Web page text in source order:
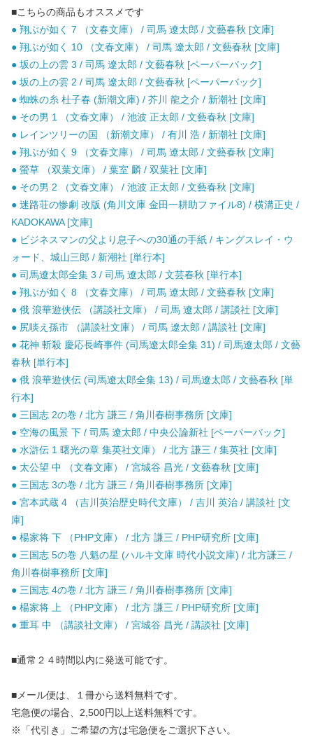
■こちらの商品もオススメです
● 翔ぶが如く 7 （文春文庫） / 司馬 遼太郎 / 文藝春秋 [文庫]
● 翔ぶが如く 10 （文春文庫） / 司馬 遼太郎 / 文藝春秋 [文庫]
● 坂の上の雲 3 / 司馬 遼太郎 / 文藝春秋 [ペーパーバック]
● 坂の上の雲 2 / 司馬 遼太郎 / 文藝春秋 [ペーパーバック]
● 蜘蛛の糸 杜子春 (新潮文庫) / 芥川 龍之介 / 新潮社 [文庫]
● その男 1 （文春文庫） / 池波 正太郎 / 文藝春秋 [文庫]
● レインツリーの国 （新潮文庫） / 有川 浩 / 新潮社 [文庫]
● 翔ぶが如く 9 （文春文庫） / 司馬 遼太郎 / 文藝春秋 [文庫]
● 螢草 （双葉文庫） / 葉室 麟 / 双葉社 [文庫]
● その男 2 （文春文庫） / 池波 正太郎 / 文藝春秋 [文庫]
● 迷路荘の惨劇 改版 (角川文庫 金田一耕助ファイル8) / 横溝正史 /
KADOKAWA [文庫]
● ビジネスマンの父より息子への30通の手紙 / キングスレイ・ウ
ォード、城山三郎 / 新潮社 [単行本]
● 司馬遼太郎全集 3 / 司馬 遼太郎 / 文芸春秋 [単行本]
● 翔ぶが如く 8 （文春文庫） / 司馬 遼太郎 / 文藝春秋 [文庫]
● 俄 浪華遊侠伝 （講談社文庫） / 司馬 遼太郎 / 講談社 [文庫]
● 尻啖え孫市 （講談社文庫） / 司馬 遼太郎 / 講談社 [文庫]
● 花神 斬殺 慶応長崎事件 (司馬遼太郎全集 31) / 司馬遼太郎 / 文藝
春秋 [単行本]
● 俄 浪華遊侠伝 (司馬遼太郎全集 13) / 司馬遼太郎 / 文藝春秋 [単
行本]
● 三国志 2の巻 / 北方 謙三 / 角川春樹事務所 [文庫]
● 空海の風景 下 / 司馬 遼太郎 / 中央公論新社 [ペーパーバック]
● 水滸伝 1 曙光の章 集英社文庫） / 北方 謙三 / 集英社 [文庫]
● 太公望 中 （文春文庫） / 宮城谷 昌光 / 文藝春秋 [文庫]
● 三国志 3の巻 / 北方 謙三 / 角川春樹事務所 [文庫]
● 宮本武蔵 4 （吉川英治歴史時代文庫） / 吉川 英治 / 講談社 [文
庫]
● 楊家将 下 （PHP文庫） / 北方 謙三 / PHP研究所 [文庫]
● 三国志 5の巻 八魁の星 (ハルキ文庫 時代小説文庫) / 北方謙三 /
角川春樹事務所 [文庫]
● 三国志 4の巻 / 北方 謙三 / 角川春樹事務所 [文庫]
● 楊家将 上 （PHP文庫） / 北方 謙三 / PHP研究所 [文庫]
● 重耳 中 （講談社文庫） / 宮城谷 昌光 / 講談社 [文庫]
■通常２４時間以内に発送可能です。
■メール便は、１冊から送料無料です。
宅急便の場合、2,500円以上送料無料です。
※「代引き」ご希望の方は宅急便をご選択下さい。